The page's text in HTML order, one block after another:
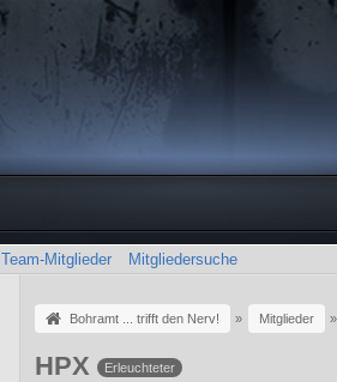
Team-Mitglieder Mitgliedersuche
Bohramt ... trifft den Nerv! » Mitglieder »
HPX Erleuchteter